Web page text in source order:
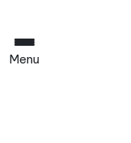
Menu